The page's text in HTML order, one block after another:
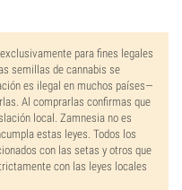
para fines legales
semillas de cannabis se
es ilegal en muchos países—
Al comprarlas confirmas que
local. Zamnesia no es
estas leyes. Todos los
con las setas y otros que
con las leyes locales